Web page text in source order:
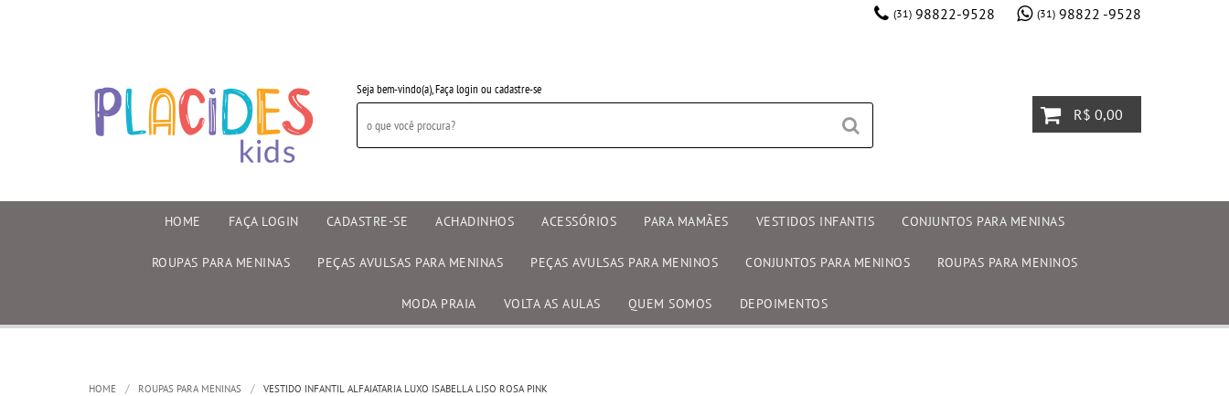
(31)98822-9528 (31)98822 -9528
Seja bem-vindo(a), Faça login ou cadastre-se
R$ 0,00
HOME FAÇA LOGIN CADASTRE-SE ACHADINHOS ACESSÓRIOS PARA MAMÃES VESTIDOS INFANTIS CONJUNTOS PARA MENINAS
ROUPAS PARA MENINAS PEÇAS AVULSAS PARA MENINAS PEÇAS AVULSAS PARA MENINOS CONJUNTOS PARA MENINOS ROUPAS PARA MENINOS
MODA PRAIA VOLTA AS AULAS QUEM SOMOS DEPOIMENTOS
HOME ROUPAS PARA MENINAS VESTIDO INFANTIL ALFAIATARIA LUXO ISABELLA LISO ROSA PINK